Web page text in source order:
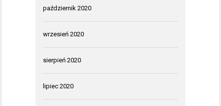
październik 2020
wrzesień 2020
sierpień 2020
lipiec 2020